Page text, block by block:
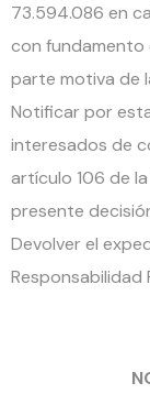
73.594.086 en
con fundamento
parte motiva de
Notificar por
interesados de
artículo 106 de
presente
Devolver el
Responsabilidad